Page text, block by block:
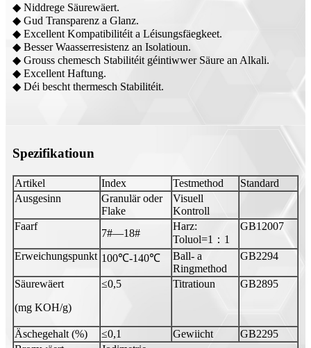
◆ Niddrege Säurewäert.
◆ Gud Transparenz a Glanz.
◆ Excellent Kompatibilitéit a Léisungsfäegkeet.
◆ Besser Waasserresistenz an Isolatioun.
◆ Grouss chemesch Stabilitéit géintiwwer Säure an Alkali.
◆ Excellent Haftung.
◆ Déi bescht thermesch Stabilitéit.
Spezifikatioun
Artikel Index Testmethod
Standard
Ausgesinn
Granulär oder
Flake
Visuell
Kontroll
Faarf
7#—18#
Harz:
Toluol=1：1
GB12007
Erweichungspunkt 100℃-140℃
Ball- a
Ringmethod
GB2294
Säurewäert
(mg KOH/g)
≤0,5 Titratioun GB2895
Äschegehalt (%) ≤0,1 Gewiicht
GB2295